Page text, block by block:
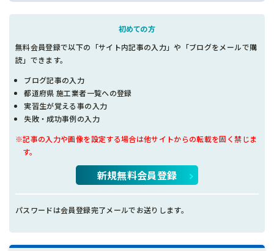
初めての方
無料会員登録で以下の「サイト内記事の入力」や「ブログをメールで購
読」できます。
ブログ記事の入力
都道府県 施工業者一覧への登録
実習生が覚える事の入力
失敗・成功事例の入力
※記事の入力や画像を設定する場合は他サイトからの転載を固く禁じま
す。
新規無料会員登録
パスワードは会員登録完了メールでお送りします。